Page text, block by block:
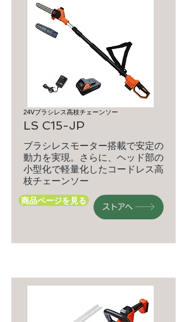
24Vブラシレス高枝チェーンソー
LS C15-JP
ブラシレスモーター搭載で安定の
動力を実現。さらに、ヘッド部の
小型化で軽量化したコードレス高
枝チェーンソー
商品ページを見る
ストアへ